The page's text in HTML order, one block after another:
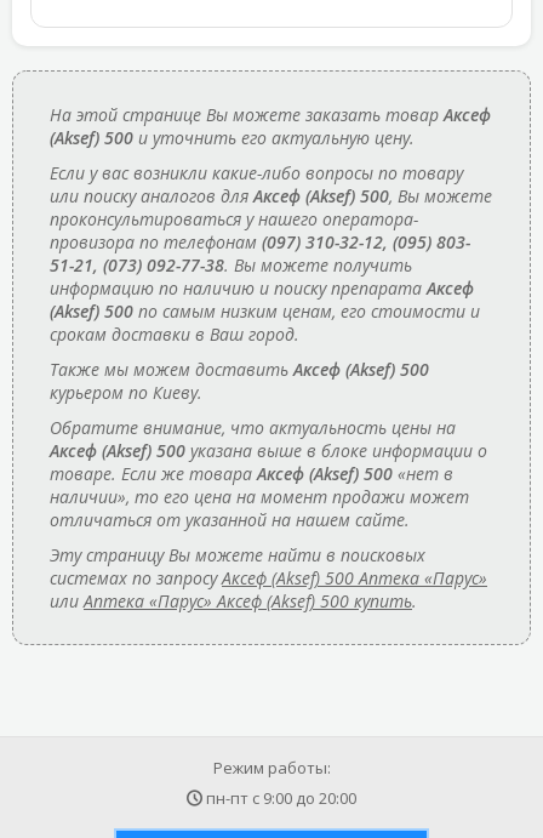
На этой странице Вы можете заказать товарАксеф
(Aksef) 500 и уточнить его актуальную цену.
Если у вас возникли какие-либо вопросы по товару
или поиску аналогов дляАксеф (Aksef) 500, Вы можете
проконсультироваться у нашего оператора-
провизора по телефонам (097) 310-32-12, (095) 803-
51-21, (073) 092-77-38. Вы можете получить
информацию по наличию и поиску препаратаАксеф
(Aksef) 500 по самым низким ценам, его стоимости и
срокам доставки в Ваш город.
Также мы можем доставитьАксеф (Aksef) 500
курьером по Киеву.
Обратите внимание, что актуальность цены на
Аксеф (Aksef) 500 указана выше в блоке информации о
товаре. Если же товараАксеф (Aksef) 500 «нет в
наличии», то его цена на момент продажи может
отличаться от указанной на нашем сайте.
Эту страницу Вы можете найти в поисковых
системах по запросуАксеф (Aksef) 500 Аптека «Парус»
илиАптека «Парус» Аксеф (Aksef) 500 купить.
Режим работы:
пн-пт с 9:00 до 20:00